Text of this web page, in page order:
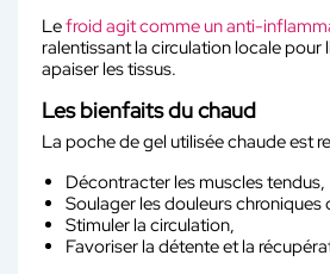
Lefroid agit comme un anti-
ralentissant la circulation locale pour
apaiser les tissus.
Les bienfaits du chaud
La poche de gel utilisée chaude est
Décontracter les muscles tendus,
Soulager les douleurs chroniques
Stimuler la circulation,
Favoriser la détente et la